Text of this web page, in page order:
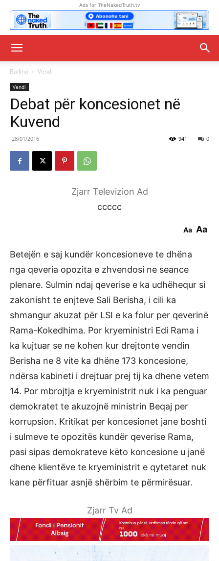
Ads for TheNakedTruth.tv
Ballina Vendi
Vendi
Debat për koncesionet në
Kuvend
28/01/2016 0
941
Zjarr Televizion Ad
ccccc
Aa Aa
Betejën e saj kundër koncesioneve te dhëna
nga qeveria opozita e zhvendosi ne seance
plenare. Sulmin ndaj qeverise e ka udhëhequr si
zakonisht te enjteve Sali Berisha, i cili ka
shmangur akuzat për LSI e ka folur per qeverinë
Rama-Kokedhima. Por kryeministri Edi Rama i
ka kujtuar se ne kohen kur drejtonte vendin
Berisha ne 8 vite ka dhëne 173 koncesione,
ndërsa kabineti i drejtuar prej tij ka dhene vetem
14. Por mbrojtja e kryeministrit nuk i ka penguar
demokratet te akuzojnë ministrin Beqaj per
korrupsion. Kritikat per koncesionet jane boshti
i sulmeve te opozitës kundër qeverise Rama,
pasi sipas demokrateve këto koncesione u janë
dhene klientëve te kryeministrit e qytetaret nuk
kane përfituar asnjë shërbim te përmirësuar.
Zjarr Tv Ad